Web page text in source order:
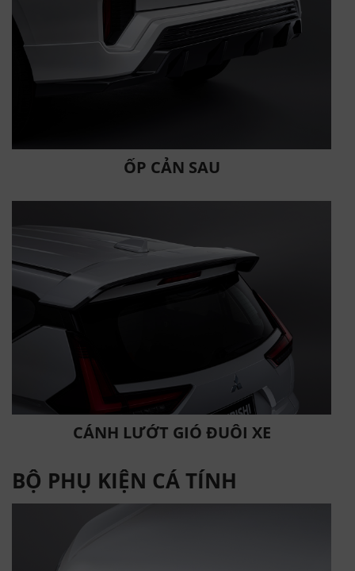
ỐP CẢN SAU
CÁNH LƯỚT GIÓ ĐUÔI XE
BỘ PHỤ KIỆN CÁ TÍNH